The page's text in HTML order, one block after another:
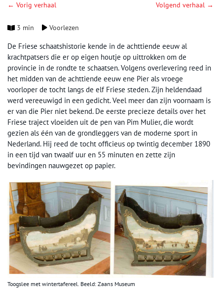
← Vorig verhaal Volgend verhaal →
3 min Voorlezen
De Friese schaatshistorie kende in de achttiende eeuw al
krachtpatsers die er op eigen houtje op uittrokken om de
provincie in de rondte te schaatsen. Volgens overlevering reed in
het midden van de achttiende eeuw ene Pier als vroege
voorloper de tocht langs de elf Friese steden. Zijn heldendaad
werd vereeuwigd in een gedicht. Veel meer dan zijn voornaam is
er van die Pier niet bekend. De eerste precieze details over het
Friese traject vloeiden uit de pen van Pim Mulier, die wordt
gezien als één van de grondleggers van de moderne sport in
Nederland. Hij reed de tocht officieus op twintig december 1890
in een tijd van twaalf uur en 55 minuten en zette zijn
bevindingen nauwgezet op papier.
Toogslee met wintertafereel. Beeld: Zaans Museum